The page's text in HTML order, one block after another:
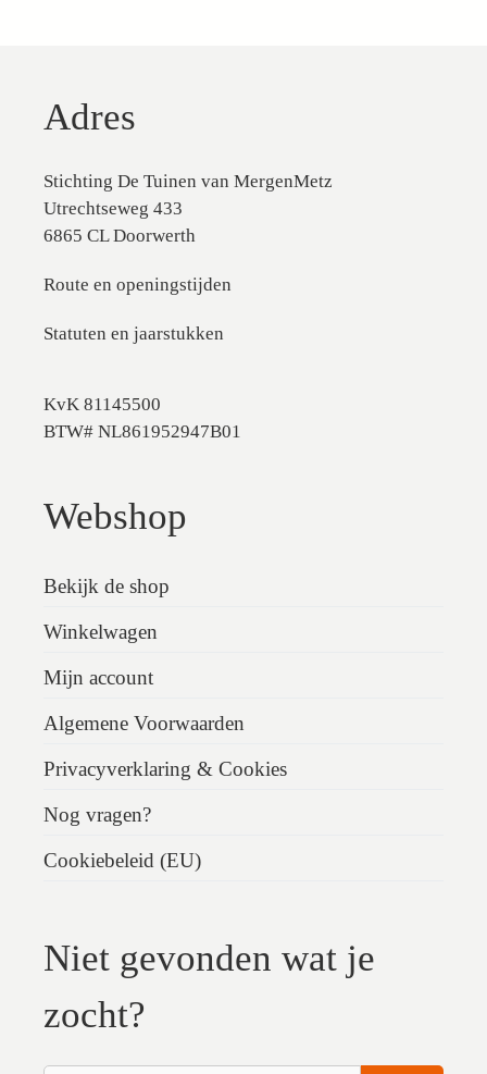
Adres
Stichting De Tuinen van MergenMetz
Utrechtseweg 433
6865 CL Doorwerth
Route en openingstijden
Statuten en jaarstukken
KvK 81145500
BTW# NL861952947B01
Webshop
Bekijk de shop
Winkelwagen
Mijn account
Algemene Voorwaarden
Privacyverklaring & Cookies
Nog vragen?
Cookiebeleid (EU)
Niet gevonden wat je
zocht?